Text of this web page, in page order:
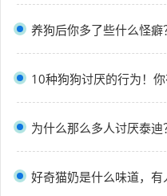
养狗后你多了些什么怪癖
10种狗狗讨厌的行为！你
为什么那么多人讨厌泰迪